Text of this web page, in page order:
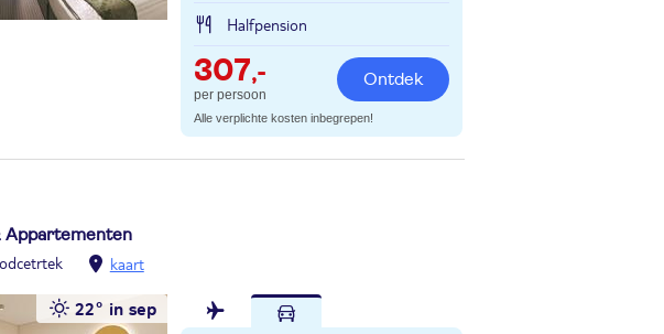
Halfpension
307,-
per persoon
Ontdek
Alle verplichte kosten inbegrepen!
Appartementen
kaart
22° in sep